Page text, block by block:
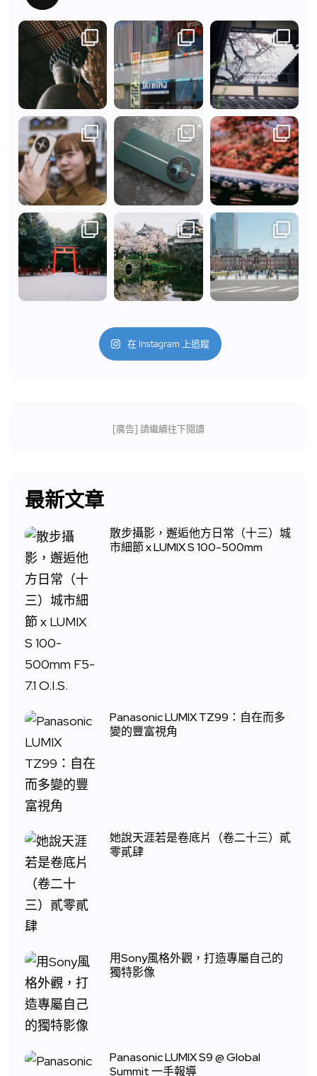
在 Instagram 上追蹤
[廣告] 請繼續往下閱讀
最新文章
散步攝影，邂逅他方日常（十三）城
市細節 x LUMIX S 100-500mm
Panasonic LUMIX TZ99：自在而多
變的豐富視角
她說天涯若是卷底片（卷二十三）貳
零貳肆
用Sony風格外觀，打造專屬自己的
獨特影像
Panasonic LUMIX S9 @ Global
Summit 一手報導